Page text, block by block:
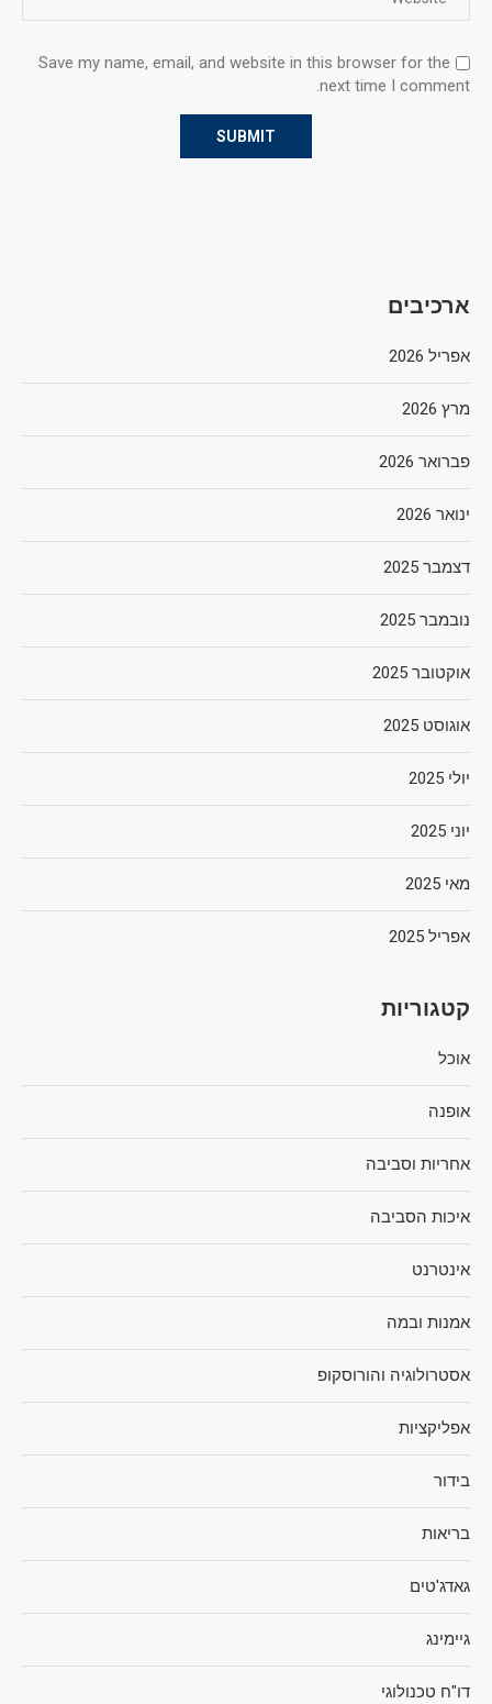
Save my name, email, and website in this browser for the
next time I comment.
ארכיבים
אפריל 2026
מרץ 2026
פברואר 2026
ינואר 2026
דצמבר 2025
נובמבר 2025
אוקטובר 2025
אוגוסט 2025
יולי 2025
יוני 2025
מאי 2025
אפריל 2025
קטגוריות
אוכל
אופנה
אחריות וסביבה
איכות הסביבה
אינטרנט
אמנות ובמה
אסטרולוגיה והורוסקופ
אפליקציות
בידור
בריאות
גאדג'טים
גיימינג
דו"ח טכנולוגי